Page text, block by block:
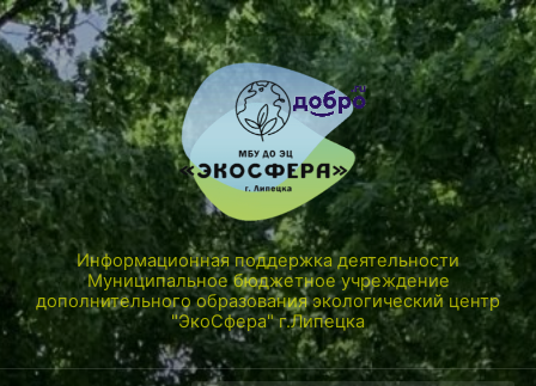
Информационная поддержка деятельности
Муниципальное бюджетное учреждение
дополнительного образования экологический центр
"ЭкоСфера" г.Липецка